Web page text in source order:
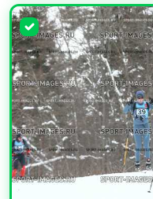
УВЕЛИЧИТЬ